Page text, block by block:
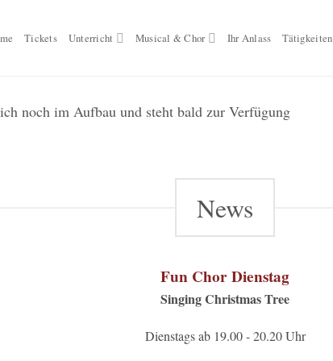
Tickets Unterricht Musical & Chor Ihr Anlass Tätigkeiten
noch im Aufbau und steht bald zur Verfügung
News
Fun Chor Dienstag
Singing Christmas Tree
Dienstags ab 19.00 - 20.20 Uhr